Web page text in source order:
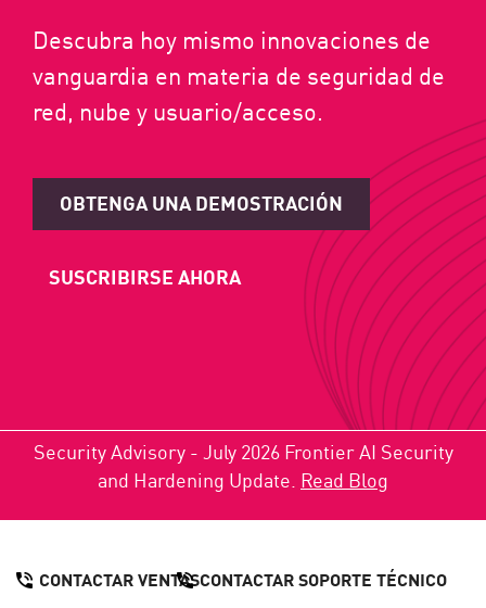
Descubra hoy mismo innovaciones de
vanguardia en materia de seguridad de
red, nube y usuario/acceso.
OBTENGA UNA DEMOSTRACIÓN
SUSCRIBIRSE AHORA
Security Advisory - July 2026 Frontier AI Security
and Hardening Update. Read Blog
CONTACTAR VENTASCONTACTAR SOPORTE TÉCNICO